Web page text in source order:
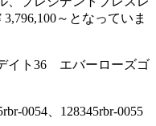
～となっていま
0054、128345rbr-0055